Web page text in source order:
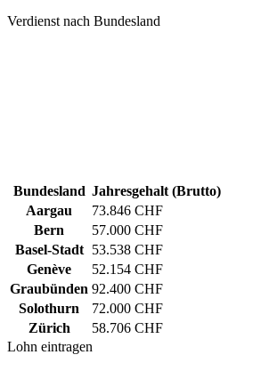
Verdienst nach Bundesland
Bundesland Jahresgehalt (Brutto)
Aargau
73.846 CHF
Bern
57.000 CHF
Basel-Stadt
53.538 CHF
Genève
52.154 CHF
Graubünden 92.400 CHF
Solothurn
72.000 CHF
Zürich
58.706 CHF
Lohn eintragen